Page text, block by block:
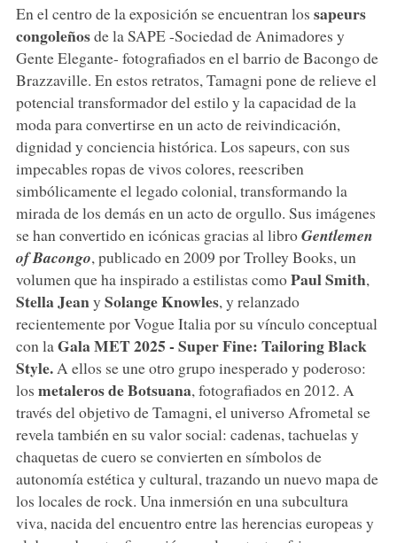
En el centro de la exposición se encuentran los sapeurs
congoleñosde la SAPE -Sociedad de Animadores y
Gente Elegante- fotografiados en el barrio de Bacongo de
Brazzaville. En estos retratos, Tamagni pone de relieve el
potencial transformador del estilo y la capacidad de la
moda para convertirse en un acto de reivindicación,
dignidad y conciencia histórica. Los sapeurs, con sus
impecables ropas de vivos colores, reescriben
simbólicamente el legado colonial, transformando la
mirada de los demás en un acto de orgullo. Sus imágenes
se han convertido en icónicas gracias al libroGentlemen
of Bacongo, publicado en 2009 por Trolley Books, un
volumen que ha inspirado a estilistas comoPaul Smith,
Stella Jeany Solange Knowles, y relanzado
recientemente porVogue Italia por su vínculo conceptual
con laGala MET 2025 - Super Fine: Tailoring Black
Style.A ellos se une otro grupo inesperado y poderoso:
los metaleros de Botsuana, fotografiados en 2012. A
través del objetivo de Tamagni, el universo Afrometal se
revela también en su valor social: cadenas, tachuelas y
chaquetas de cuero se convierten en símbolos de
autonomía estética y cultural, trazando un nuevo mapa de
los locales de rock. Una inmersión en una subcultura
viva, nacida del encuentro entre las herencias europeas y